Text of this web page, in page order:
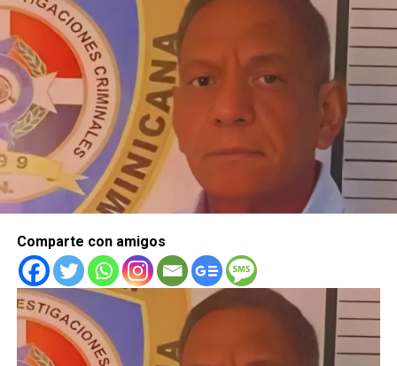
Comparte con amigos